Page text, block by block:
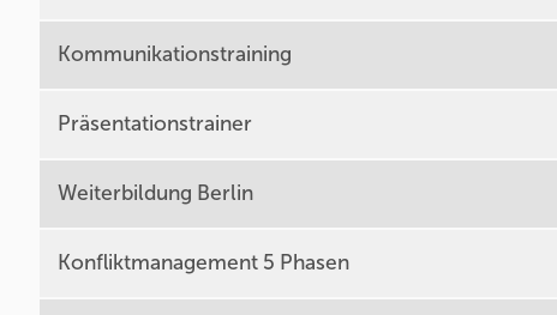
Kommunikationstraining
Präsentationstrainer
Weiterbildung Berlin
Konfliktmanagement 5 Phasen